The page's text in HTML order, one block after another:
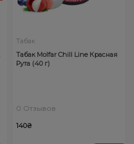
Табак
Табак Molfar Chill Line Красная
Рута (40 г)
0 Отзывов
140₴